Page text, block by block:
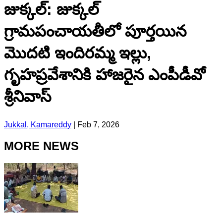
జుక్కల్: జుక్కల్
గ్రామపంచాయతీలో పూర్తయిన
మొదటి ఇందిరమ్మ ఇల్లు,
గృహప్రవేశానికి హాజరైన ఎంపీడీవో
శ్రీనివాస్
Jukkal, Kamareddy Feb 7, 2026
MORE NEWS